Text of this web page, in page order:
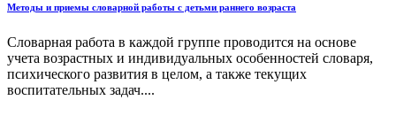
Методы и приемы словарной работы с детьми раннего возраста
Словарная работа в каждой группе проводится на основе
учета возрастных и индивидуальных особенностей словаря,
психического развития в целом, а также текущих
воспитательных задач....